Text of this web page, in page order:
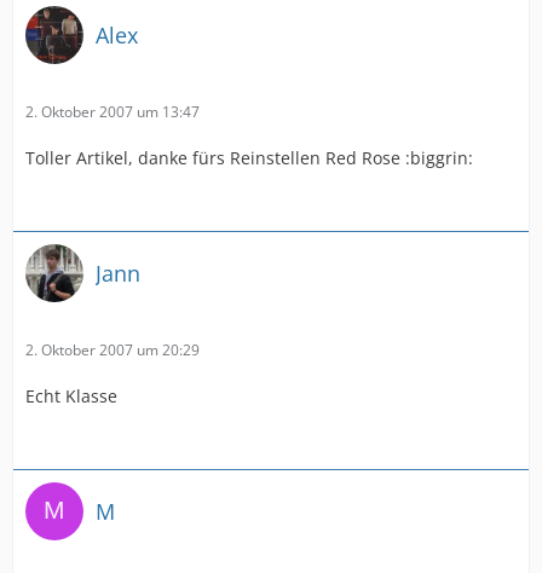
Alex
2. Oktober 2007 um 13:47
Toller Artikel, danke fürs Reinstellen Red Rose :biggrin:
Jann
2. Oktober 2007 um 20:29
Echt Klasse
M